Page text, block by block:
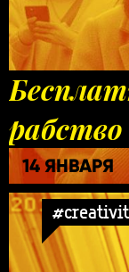
рабство
14 ЯНВАРЯ